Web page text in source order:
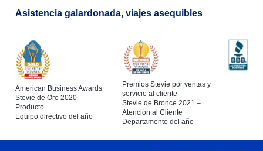
Asistencia galardonada, viajes asequibles
American Business Awards
Stevie de Oro 2020 –
Producto
Equipo directivo del año
Premios Stevie por ventas y
servicio al cliente
Stevie de Bronce 2021 –
Atención al Cliente
Departamento del año